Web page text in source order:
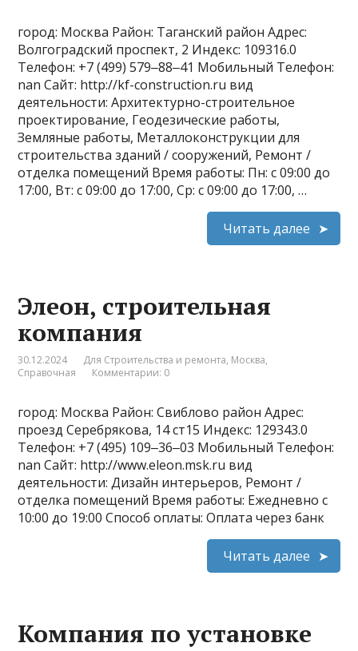
город: Москва Район: Таганский район Адрес:
Волгоградский проспект, 2 Индекс: 109316.0
Телефон: +7 (499) 579‒88‒41 Мобильный Телефон:
nan Сайт: http://kf-construction.ru вид
деятельности: Архитектурно-строительное
проектирование, Геодезические работы,
Земляные работы, Металлоконструкции для
строительства зданий / сооружений, Ремонт /
отделка помещений Время работы: Пн: с 09:00 до
17:00, Вт: с 09:00 до 17:00, Ср: с 09:00 до 17:00, …
Читать далее
Элеон, строительная
компания
30.12.2024 Для Строительства и ремонта, Москва,
Справочная
Комментарии: 0
город: Москва Район: Свиблово район Адрес:
проезд Серебрякова, 14 ст15 Индекс: 129343.0
Телефон: +7 (495) 109‒36‒03 Мобильный Телефон:
nan Сайт: http://www.eleon.msk.ru вид
деятельности: Дизайн интерьеров, Ремонт /
отделка помещений Время работы: Ежедневно с
10:00 до 19:00 Способ оплаты: Оплата через банк
Читать далее
Компания по установке